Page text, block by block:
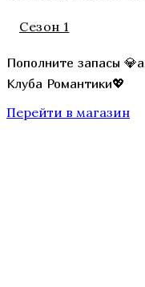
Сезон 1
Пополните запасы
Клуба Романтики💖
Перейти в магазин